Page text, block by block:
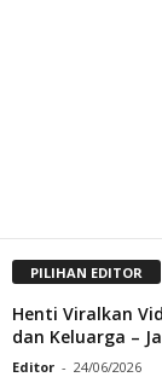
PILIHAN EDITOR
Henti Viralkan
dan Keluarga –
Editor - 24/06/2026